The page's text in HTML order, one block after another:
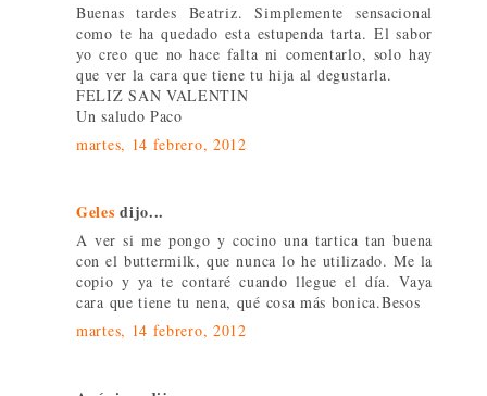
Buenas tardes Beatriz. Simplemente sensacional
como te ha quedado esta estupenda tarta. El sabor
yo creo que no hace falta ni comentarlo, solo hay
que ver la cara que tiene tu hija al degustarla.
FELIZ SAN VALENTIN
Un saludo Paco
martes, 14 febrero, 2012
Geles dijo...
A ver si me pongo y cocino una tartica tan buena
con el buttermilk, que nunca lo he utilizado. Me la
copio y ya te contaré cuando llegue el día. Vaya
cara que tiene tu nena, qué cosa más bonica.Besos
martes, 14 febrero, 2012